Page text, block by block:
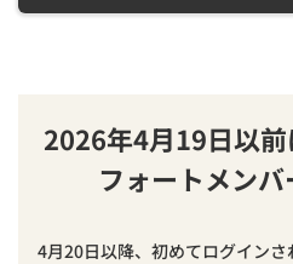
2026年4月19日以
フォートメン
4月20日以降、初めてログイン